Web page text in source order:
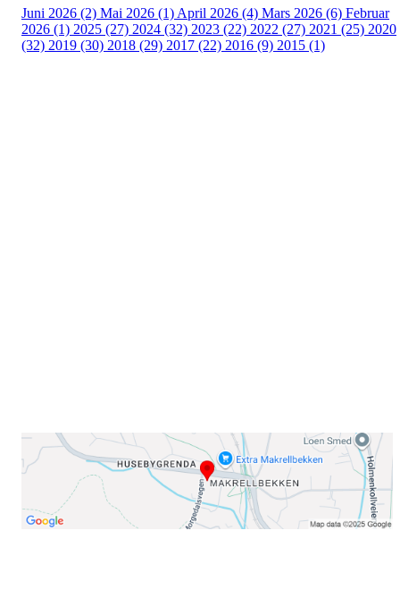
Juni 2026 (2) Mai 2026 (1) April 2026 (4) Mars 2026 (6) Februar
2026 (1) 2025 (27) 2024 (32) 2023 (22) 2022 (27) 2021 (25) 2020
(32) 2019 (30) 2018 (29) 2017 (22) 2016 (9) 2015 (1)